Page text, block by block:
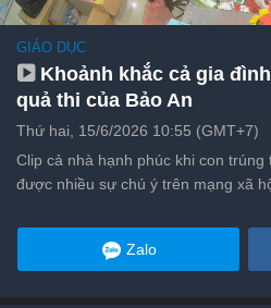
GIÁO DỤC
Khoảnh khắc cả gia
quả thi của Bảo An
Thứ hai, 15/6/2026 10:55 (GMT+7)
Clip cả nhà hạnh phúc khi con
được nhiều sự chú ý trên mạng xã
Zalo